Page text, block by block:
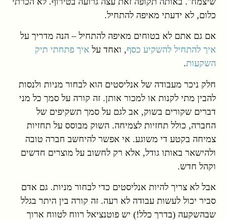
כלום, לא ידעתי מאיפה להתחיל.
אם גם אתם לא בטוחים מאיפה להתחיל – הנה מדריך על
איך להתחיל להשקיע כסף, ואחד על איך פתחתי תיק
השקעות.
חלק ניכר מעבודה של אנליסטים הוא לבחור מניות ולנסות
להבין מתי לקנות או למכור אותן. זה קורה על סמך כל מני
דברים שקורים בשוק, אב לגם על סמך תשקיפים של
החברה, כולל תחזיות לצמיחה. השוק מבוסס על תחזיות
צמיחה בקטע די משוגע. אי אפשר להיחשב חברה טובה
ולהישאר באותו גודל, אלא רק לחשוב על מוצרים חדשים
וקהל חדש.
אבל לא צריך להיות אנליסטים כדי לבחור מניות. גם אדם
סביר יכול לעשות עבודה לא רעה. זה קורה בין היתר בגלל
שבהשקעה (בדרך כלל!) יש פוטנציאל רווח לטווח ארוך